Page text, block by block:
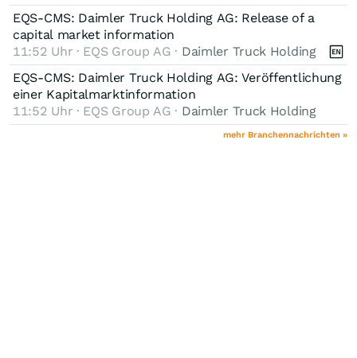
EQS-CMS: Daimler Truck Holding AG: Release of a
capital market information
11:52 Uhr · EQS Group AG · Daimler Truck Holding
EQS-CMS: Daimler Truck Holding AG: Veröffentlichung
einer Kapitalmarktinformation
11:52 Uhr · EQS Group AG · Daimler Truck Holding
mehr Branchennachrichten »